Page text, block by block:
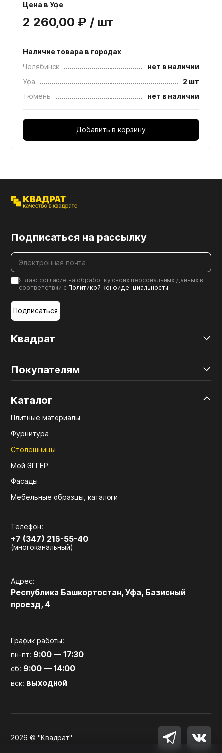
Цена в Уфе
2 260,00 ₽ / шт
Наличие товара в городах
Челябинск
нет в наличии
Уфа
2 шт
Тюмень
нет в наличии
Добавить в корзину
Квадрат
Покупателям
Каталог
Плитные материалы
Фурнитура
Столешницы
Мой ЭГГЕР
Фасады
Мебельные образцы, каталоги
Телефон:
+7 (347) 216-55-40
(многоканальный)
Адрес:
Республика Башкортостан, Уфа, Базисный
проезд, 4
График работы:
пн-пт: 9:00 — 17:30
сб: 9:00 — 14:00
вск: выходной
Подписаться на рассылку
Я даю согласие на обработку своих персональных данных в
соответствии с Политикой конфиденциальности.
Подписаться
2026 © "Квадрат"